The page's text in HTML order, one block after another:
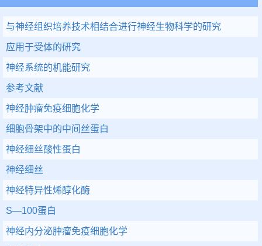
与神经组织培养技术相结合进行神经生物科学的研究
应用于受体的研究
神经系统的机能研究
参考文献
神经肿瘤免疫细胞化学
细胞骨架中的中间丝蛋白
神经细丝酸性蛋白
神经细丝
神经特异性烯醇化酶
S—100蛋白
神经内分泌肿瘤免疫细胞化学